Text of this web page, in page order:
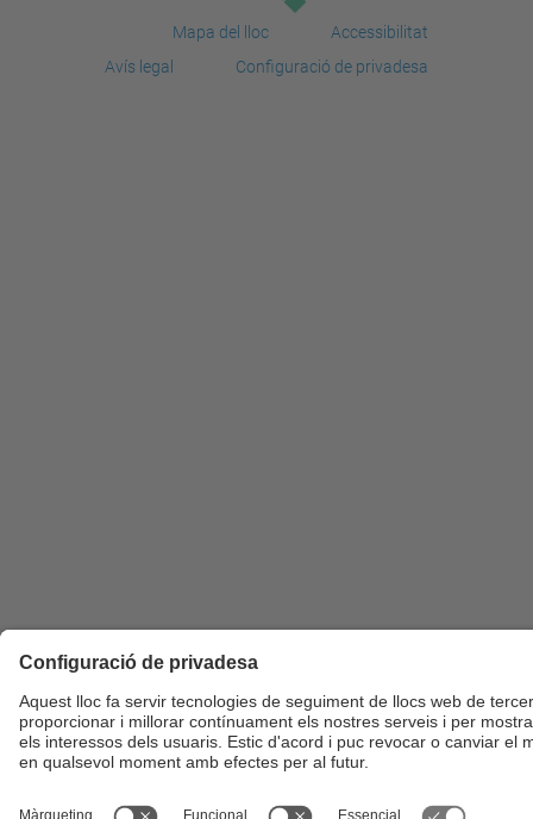
Mapa del lloc
Accessibilitat
Avís legal
Configuració de privadesa